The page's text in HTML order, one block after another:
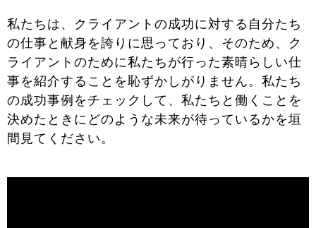
私たちは、クライアントの成功に対する自分たち
の仕事と献身を誇りに思っており、そのため、ク
ライアントのために私たちが行った素晴らしい仕
事を紹介することを恥ずかしがりません。私たち
の成功事例をチェックして、私たちと働くことを
決めたときにどのような未来が待っているかを垣
間見てください。